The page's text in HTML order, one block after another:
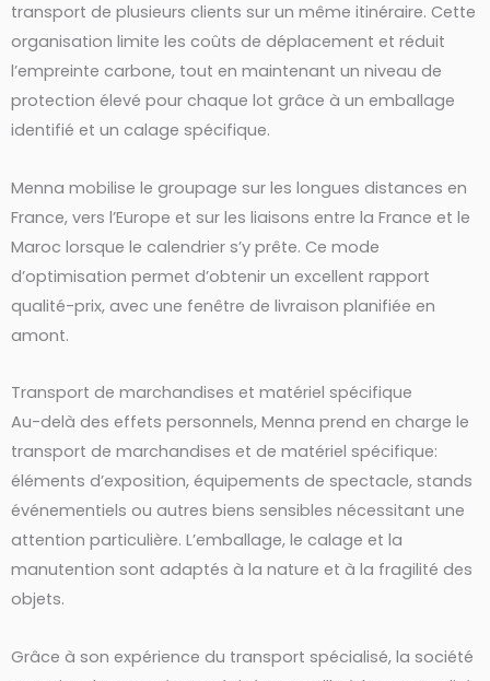
transport de plusieurs clients sur un même itinéraire. Cette
organisation limite les coûts de déplacement et réduit
l’empreinte carbone, tout en maintenant un niveau de
protection élevé pour chaque lot grâce à un emballage
identifié et un calage spécifique.
Menna mobilise le groupage sur les longues distances en
France, vers l’Europe et sur les liaisons entre la France et le
Maroc lorsque le calendrier s’y prête. Ce mode
d’optimisation permet d’obtenir un excellent rapport
qualité-prix, avec une fenêtre de livraison planifiée en
amont.
Transport de marchandises et matériel spécifique
Au-delà des effets personnels, Menna prend en charge le
transport de marchandises et de matériel spécifique:
éléments d’exposition, équipements de spectacle, stands
événementiels ou autres biens sensibles nécessitant une
attention particulière. L’emballage, le calage et la
manutention sont adaptés à la nature et à la fragilité des
objets.
Grâce à son expérience du transport spécialisé, la société